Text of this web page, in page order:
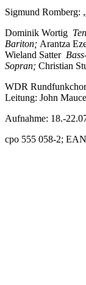
Sigmund Romberg:
Dominik Wortig
Bariton; Arantza
Wieland Satter
Sopran; Christian
WDR
Leitung: John
Aufnahme: 18.-
cpo 555 058-2;